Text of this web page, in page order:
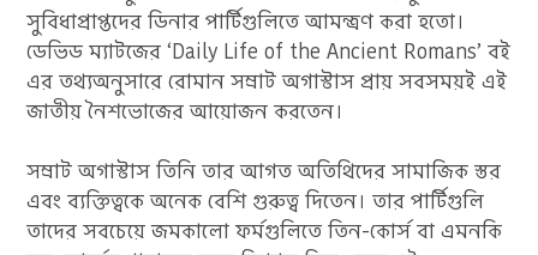
সুবিধাপ্রাপ্তদের ডিনার পার্টিগুলিতে আমন্ত্রণ করা হতো।
ডেভিড ম্যাটজের ‘Daily Life of the Ancient Romans’ বই
এর তথ্যঅনুসারে রোমান সম্রাট অগাস্টাস প্রায় সবসময়ই এই
জাতীয় নৈশভোজের আয়োজন করতেন।
সম্রাট অগাস্টাস তিনি তার আগত অতিথিদের সামাজিক স্তর
এবং ব্যক্তিত্বকে অনেক বেশি গুরুত্ব দিতেন। তার পার্টিগুলি
তাদের সবচেয়ে জমকালো ফর্মগুলিতে তিন-কোর্স বা এমনকি